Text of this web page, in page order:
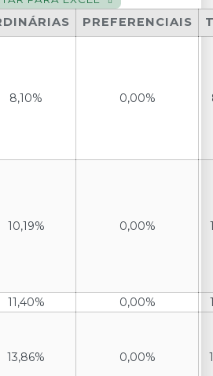
PREFERENCIAIS
8,10% 0,00%
10,19% 0,00%
11,40% 0,00%
13,86% 0,00%